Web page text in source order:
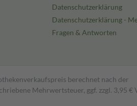
Datenschutzerklärung
Datenschutzerklärung -
Fragen & Antworten
berechnet nach der
Mehrwertsteuer, ggf. zzgl. 3,95 €